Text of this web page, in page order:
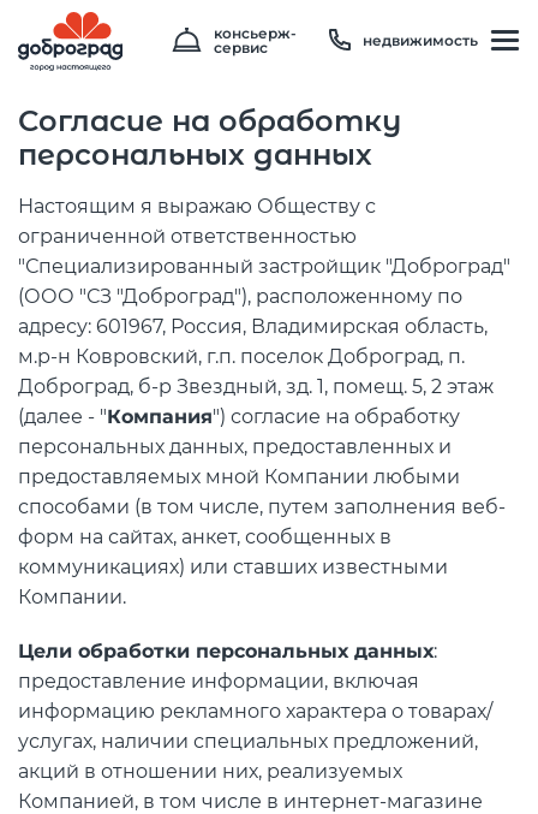
консьерж-
сервис
недвижимость
Согласие на обработку
персональных данных
Настоящим я выражаю Обществу с
ограниченной ответственностью
"Специализированный застройщик "Доброград"
(ООО "СЗ "Доброград"), расположенному по
адресу: 601967, Россия, Владимирская область,
м.р-н Ковровский, г.п. поселок Доброград, п.
Доброград, б-р Звездный, зд. 1, помещ. 5, 2 этаж
(далее - "Компания") согласие на обработку
персональных данных, предоставленных и
предоставляемых мной Компании любыми
способами (в том числе, путем заполнения веб-
форм на сайтах, анкет, сообщенных в
коммуникациях) или ставших известными
Компании.
Цели обработки персональных данных:
предоставление информации, включая
информацию рекламного характера о товарах/
услугах, наличии специальных предложений,
акций в отношении них, реализуемых
Компанией, в том числе в интернет-магазине
8 800 600 01 49
8 910 180 20 19
servis@uk-dobrograd.ru
Температура
24 °C
Влажность
80 %
748 мм рт. ст
? PM2.5 0мкг/м3
? PM10 1 мкг/м3
Концентрация ЛОС
? Концентрация CO2
В пределах нормы За пределами нормы